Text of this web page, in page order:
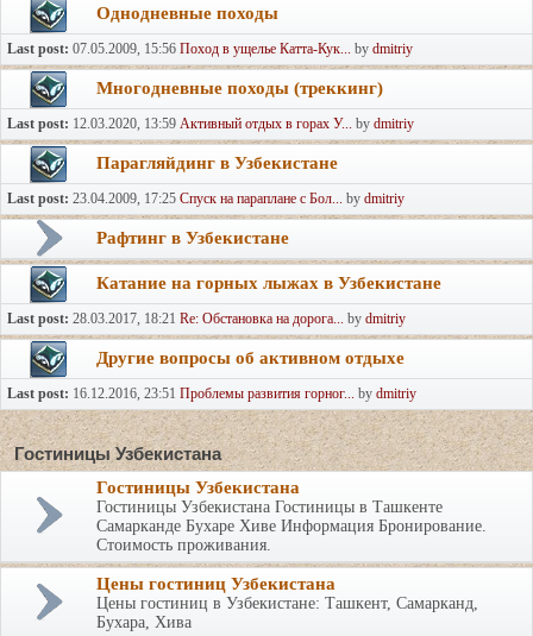
Однодневные походы
Last post: 07.05.2009, 15:56 Поход в ущелье Катта-Кук... by dmitriy
Многодневные походы (треккинг)
Last post: 12.03.2020, 13:59 Активный отдых в горах У... by dmitriy
Парагляйдинг в Узбекистане
Last post: 23.04.2009, 17:25 Спуск на параплане с Бол... by dmitriy
Рафтинг в Узбекистане
Катание на горных лыжах в Узбекистане
Last post: 28.03.2017, 18:21 Re: Обстановка на дорога... by dmitriy
Другие вопросы об активном отдыхе
Last post: 16.12.2016, 23:51 Проблемы развития горног... by dmitriy
Гостиницы Узбекистана
Гостиницы Узбекистана
Гостиницы Узбекистана Гостиницы в Ташкенте
Самарканде Бухаре Хиве Информация Бронирование.
Стоимость проживания.
Цены гостиниц Узбекистана
Цены гостиниц в Узбекистане: Ташкент, Самарканд,
Бухара, Хива